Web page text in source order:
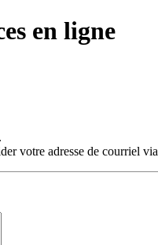
en ligne
votre adresse de courriel via